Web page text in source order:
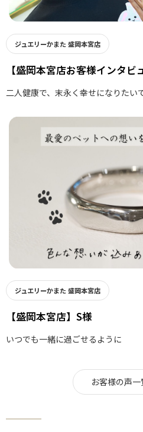
ジュエリーかまた 盛岡本宮店
【盛岡本宮店お客様インタビ
二人健康で、末永く幸せになりたいで
ジュエリーかまた 盛岡本宮店
【盛岡本宮店】S様
いつでも一緒に過ごせるように
お客様の声一